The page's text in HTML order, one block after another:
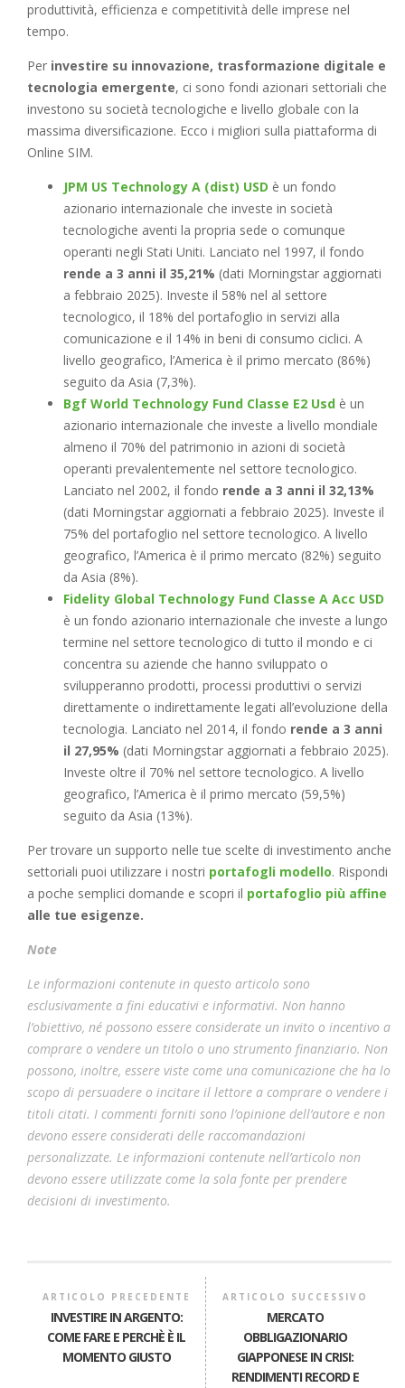
produttività, efficienza e competitività delle imprese nel
tempo.
Per investire su innovazione, trasformazione digitale e
tecnologia emergente, ci sono fondi azionari settoriali che
investono su società tecnologiche e livello globale con la
massima diversificazione. Ecco i migliori sulla piattaforma di
Online SIM.
JPM US Technology A (dist) USD è un fondo
azionario internazionale che investe in società
tecnologiche aventi la propria sede o comunque
operanti negli Stati Uniti. Lanciato nel 1997, il fondo
rende a 3 anni il 35,21% (dati Morningstar aggiornati
a febbraio 2025). Investe il 58% nel al settore
tecnologico, il 18% del portafoglio in servizi alla
comunicazione e il 14% in beni di consumo ciclici. A
livello geografico, l’America è il primo mercato (86%)
seguito da Asia (7,3%).
Bgf World Technology Fund Classe E2 Usd è un
azionario internazionale che investe a livello mondiale
almeno il 70% del patrimonio in azioni di società
operanti prevalentemente nel settore tecnologico.
Lanciato nel 2002, il fondo rende a 3 anni il 32,13%
(dati Morningstar aggiornati a febbraio 2025). Investe il
75% del portafoglio nel settore tecnologico. A livello
geografico, l’America è il primo mercato (82%) seguito
da Asia (8%).
Fidelity Global Technology Fund Classe A Acc USD
è un fondo azionario internazionale che investe a lungo
termine nel settore tecnologico di tutto il mondo e ci
concentra su aziende che hanno sviluppato o
svilupperanno prodotti, processi produttivi o servizi
direttamente o indirettamente legati all’evoluzione della
tecnologia. Lanciato nel 2014, il fondo rende a 3 anni
il 27,95% (dati Morningstar aggiornati a febbraio 2025).
Investe oltre il 70% nel settore tecnologico. A livello
geografico, l’America è il primo mercato (59,5%)
seguito da Asia (13%).
Per trovare un supporto nelle tue scelte di investimento anche
settoriali puoi utilizzare i nostri portafogli modello. Rispondi
a poche semplici domande e scopri il portafoglio più affine
alle tue esigenze.
Note
Le informazioni contenute in questo articolo sono
esclusivamente a fini educativi e informativi. Non hanno
l’obiettivo, né possono essere considerate un invito o incentivo a
comprare o vendere un titolo o uno strumento finanziario. Non
possono, inoltre, essere viste come una comunicazione che ha lo
scopo di persuadere o incitare il lettore a comprare o vendere i
titoli citati. I commenti forniti sono l’opinione dell’autore e non
devono essere considerati delle raccomandazioni
personalizzate. Le informazioni contenute nell’articolo non
devono essere utilizzate come la sola fonte per prendere
decisioni di investimento.
ARTICOLO PRECEDENTE
INVESTIRE IN ARGENTO:
COME FARE E PERCHÈ È IL
MOMENTO GIUSTO
ARTICOLO SUCCESSIVO
MERCATO
OBBLIGAZIONARIO
GIAPPONESE IN CRISI:
RENDIMENTI RECORD E